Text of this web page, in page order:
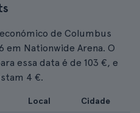
de Columbus
em Nationwide Arena. O
essa data é de 103 €, e
4 €.
Local Cidade